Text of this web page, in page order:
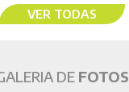
VER TODAS
DE FOTOS